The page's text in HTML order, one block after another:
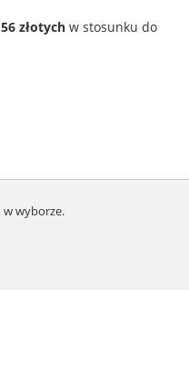
złotych w stosunku do
wyborze.